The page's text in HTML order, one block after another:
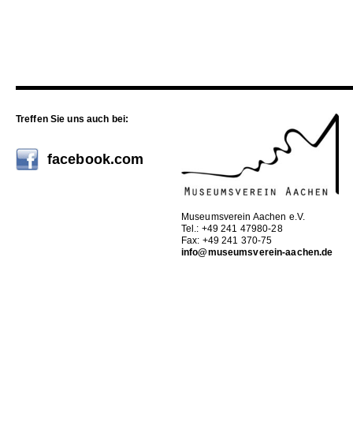
Treffen Sie uns auch bei:
facebook.com
Museumsverein Aachen e.V.
Tel.: +49 241 47980-28
Fax: +49 241 370-75
info@museumsverein-aachen.de